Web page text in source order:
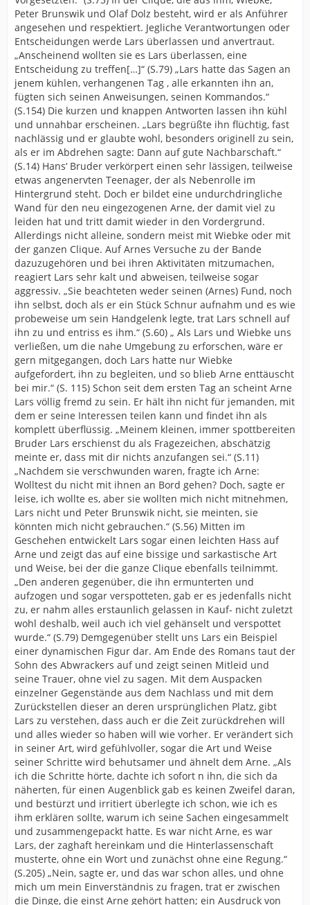
Peter Brunswik und Olaf Dolz besteht, wird er als Anführer
angesehen und respektiert. Jegliche Verantwortungen oder
Entscheidungen werde Lars überlassen und anvertraut.
„Anscheinend wollten sie es Lars überlassen, eine
Entscheidung zu treffen[…]“ (S.79) „Lars hatte das Sagen an
jenem kühlen, verhangenen Tag , alle erkannten ihn an,
fügten sich seinen Anweisungen, seinen Kommandos.“
(S.154) Die kurzen und knappen Antworten lassen ihn kühl
und unnahbar erscheinen. „Lars begrüßte ihn flüchtig, fast
nachlässig und er glaubte wohl, besonders originell zu sein,
als er im Abdrehen sagte: Dann auf gute Nachbarschaft.“
(S.14) Hans‘ Bruder verkörpert einen sehr lässigen, teilweise
etwas angenervten Teenager, der als Nebenrolle im
Hintergrund steht. Doch er bildet eine undurchdringliche
Wand für den neu eingezogenen Arne, der damit viel zu
leiden hat und tritt damit wieder in den Vordergrund.
Allerdings nicht alleine, sondern meist mit Wiebke oder mit
der ganzen Clique. Auf Arnes Versuche zu der Bande
dazuzugehören und bei ihren Aktivitäten mitzumachen,
reagiert Lars sehr kalt und abweisen, teilweise sogar
aggressiv. „Sie beachteten weder seinen (Arnes) Fund, noch
ihn selbst, doch als er ein Stück Schnur aufnahm und es wie
probeweise um sein Handgelenk legte, trat Lars schnell auf
ihn zu und entriss es ihm.“ (S.60) „ Als Lars und Wiebke uns
verließen, um die nahe Umgebung zu erforschen, wäre er
gern mitgegangen, doch Lars hatte nur Wiebke
aufgefordert, ihn zu begleiten, und so blieb Arne enttäuscht
bei mir.“ (S. 115) Schon seit dem ersten Tag an scheint Arne
Lars völlig fremd zu sein. Er hält ihn nicht für jemanden, mit
dem er seine Interessen teilen kann und findet ihn als
komplett überflüssig. „Meinem kleinen, immer spottbereiten
Bruder Lars erschienst du als Fragezeichen, abschätzig
meinte er, dass mit dir nichts anzufangen sei.“ (S.11)
„Nachdem sie verschwunden waren, fragte ich Arne:
Wolltest du nicht mit ihnen an Bord gehen? Doch, sagte er
leise, ich wollte es, aber sie wollten mich nicht mitnehmen,
Lars nicht und Peter Brunswik nicht, sie meinten, sie
könnten mich nicht gebrauchen.“ (S.56) Mitten im
Geschehen entwickelt Lars sogar einen leichten Hass auf
Arne und zeigt das auf eine bissige und sarkastische Art
und Weise, bei der die ganze Clique ebenfalls teilnimmt.
„Den anderen gegenüber, die ihn ermunterten und
aufzogen und sogar verspotteten, gab er es jedenfalls nicht
zu, er nahm alles erstaunlich gelassen in Kauf- nicht zuletzt
wohl deshalb, weil auch ich viel gehänselt und verspottet
wurde.“ (S.79) Demgegenüber stellt uns Lars ein Beispiel
einer dynamischen Figur dar. Am Ende des Romans taut der
Sohn des Abwrackers auf und zeigt seinen Mitleid und
seine Trauer, ohne viel zu sagen. Mit dem Auspacken
einzelner Gegenstände aus dem Nachlass und mit dem
Zurückstellen dieser an deren ursprünglichen Platz, gibt
Lars zu verstehen, dass auch er die Zeit zurückdrehen will
und alles wieder so haben will wie vorher. Er verändert sich
in seiner Art, wird gefühlvoller, sogar die Art und Weise
seiner Schritte wird behutsamer und ähnelt dem Arne. „Als
ich die Schritte hörte, dachte ich sofort n ihn, die sich da
näherten, für einen Augenblick gab es keinen Zweifel daran,
und bestürzt und irritiert überlegte ich schon, wie ich es
ihm erklären sollte, warum ich seine Sachen eingesammelt
und zusammengepackt hatte. Es war nicht Arne, es war
Lars, der zaghaft hereinkam und die Hinterlassenschaft
musterte, ohne ein Wort und zunächst ohne eine Regung.“
(S.205) „Nein, sagte er, und das war schon alles, und ohne
mich um mein Einverständnis zu fragen, trat er zwischen
die Dinge, die einst Arne gehört hatten; ein Ausdruck von